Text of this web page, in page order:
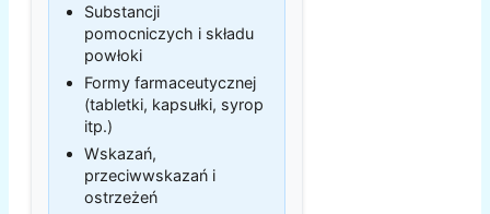
Substancji
pomocniczych i składu
powłoki
Formy farmaceutycznej
(tabletki, kapsułki, syrop
itp.)
Wskazań,
przeciwwskazań i
ostrzeżeń